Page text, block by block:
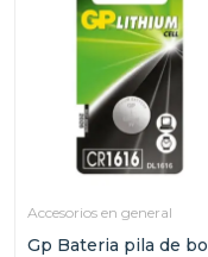
Accesorios en general
Gp Bateria pila de